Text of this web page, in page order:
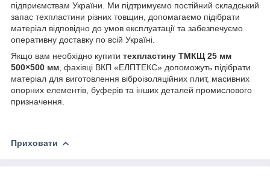
підприємствам України. Ми підтримуємо постійний складський
запас техпластини різних товщин, допомагаємо підібрати
матеріал відповідно до умов експлуатації та забезпечуємо
оперативну доставку по всій Україні.
Якщо вам необхідно купити техпластину ТМКЩ 25 мм
500×500 мм , фахівці ВКП «ЕЛПТЕКС» допоможуть підібрати
матеріал для виготовлення віброізоляційних плит, масивних
опорних елементів, буферів та інших деталей промислового
призначення.
Приховати